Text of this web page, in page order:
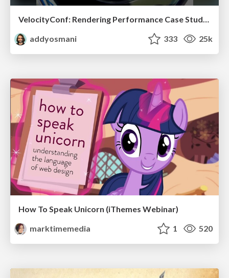
VelocityConf: Rendering Performance Case Studies
addyosmani
333 25k
How To Speak Unicorn (iThemes Webinar)
marktimemedia
1 520